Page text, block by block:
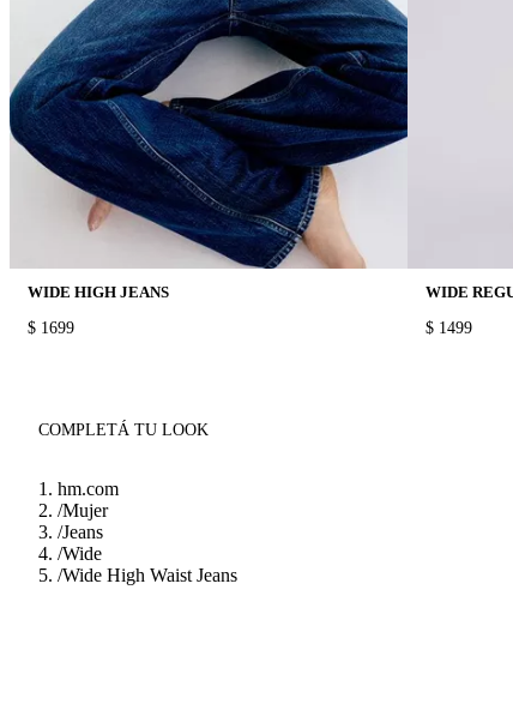
WIDE HIGH JEANS
PRICE:
$ 1699
WIDE
PRICE:
$ 1499
COMPLETÁ TU LOOK
hm.com
/Mujer
/Jeans
/Wide
/Wide High Waist Jeans